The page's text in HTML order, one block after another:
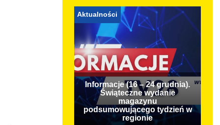
Aktualności
Informacje (16 – 24 grudnia).
Świąteczne wydanie
magazynu
podsumowującego tydzień w
regionie